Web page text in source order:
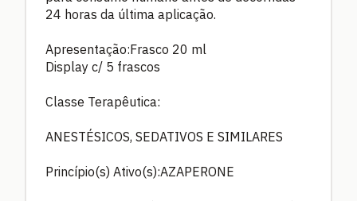
24 horas da última aplicação.
Apresentação:Frasco 20 ml
Display c/ 5 frascos
Classe Terapêutica:
ANESTÉSICOS, SEDATIVOS E SIMILARES
Princípio(s) Ativo(s):AZAPERONE